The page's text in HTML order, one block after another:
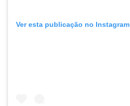
Ver esta publicação no Instagram